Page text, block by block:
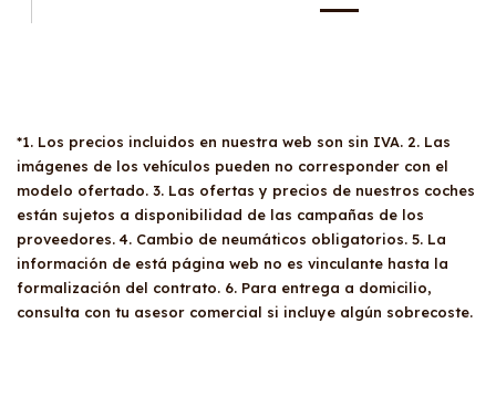
*1. Los precios incluidos en nuestra web son sin IVA. 2. Las
imágenes de los vehículos pueden no corresponder con el
modelo ofertado. 3. Las ofertas y precios de nuestros coches
están sujetos a disponibilidad de las campañas de los
proveedores. 4. Cambio de neumáticos obligatorios. 5. La
información de está página web no es vinculante hasta la
formalización del contrato. 6. Para entrega a domicilio,
consulta con tu asesor comercial si incluye algún sobrecoste.